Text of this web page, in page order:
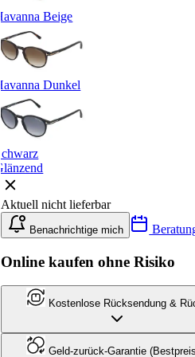
Havanna Beige
Havanna Dunkel
Schwarz
Glänzend
Aktuell nicht lieferbar
Benachrichtige mich
Online kaufen ohne Risiko
Kostenlose Rücksendung &
Geld-zurück-Garantie